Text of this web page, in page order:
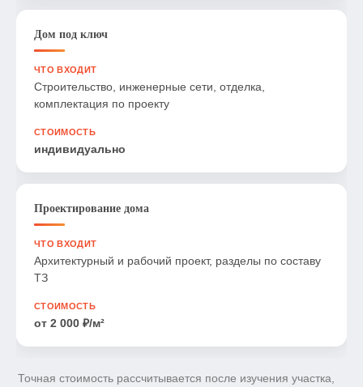
Дом под ключ
Строительство, инженерные сети, отделка,
комплектация по проекту
индивидуально
Проектирование дома
Архитектурный и рабочий проект, разделы по составу
ТЗ
от 2 000 ₽/м²
Точная стоимость рассчитывается после изучения участка,